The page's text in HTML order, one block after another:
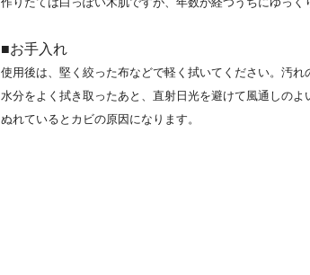
■お手入れ
使用後は、堅く絞った布などで軽く拭いてください。汚れ
水分をよく拭き取ったあと、直射日光を避けて風通しのよ
ぬれているとカビの原因になります。